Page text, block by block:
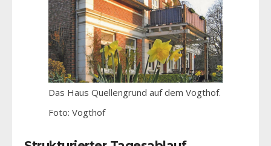
Das Haus Quellengrund auf dem Vogthof.
Foto: Vogthof